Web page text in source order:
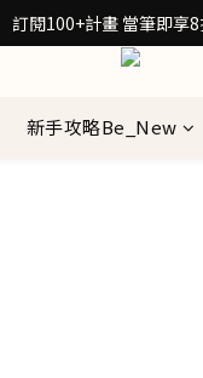
30秒檢測膚質！再拿保養配
訂閱100+計畫 當筆即享
30秒檢測膚質！再拿保養配
新手攻略Be_New